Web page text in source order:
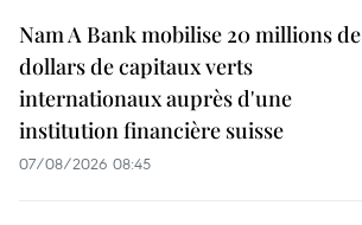
Nam A Bank mobilise 20 millions de
dollars de capitaux verts
internationaux auprès d'une
institution financière suisse
07/08/2026 08:45